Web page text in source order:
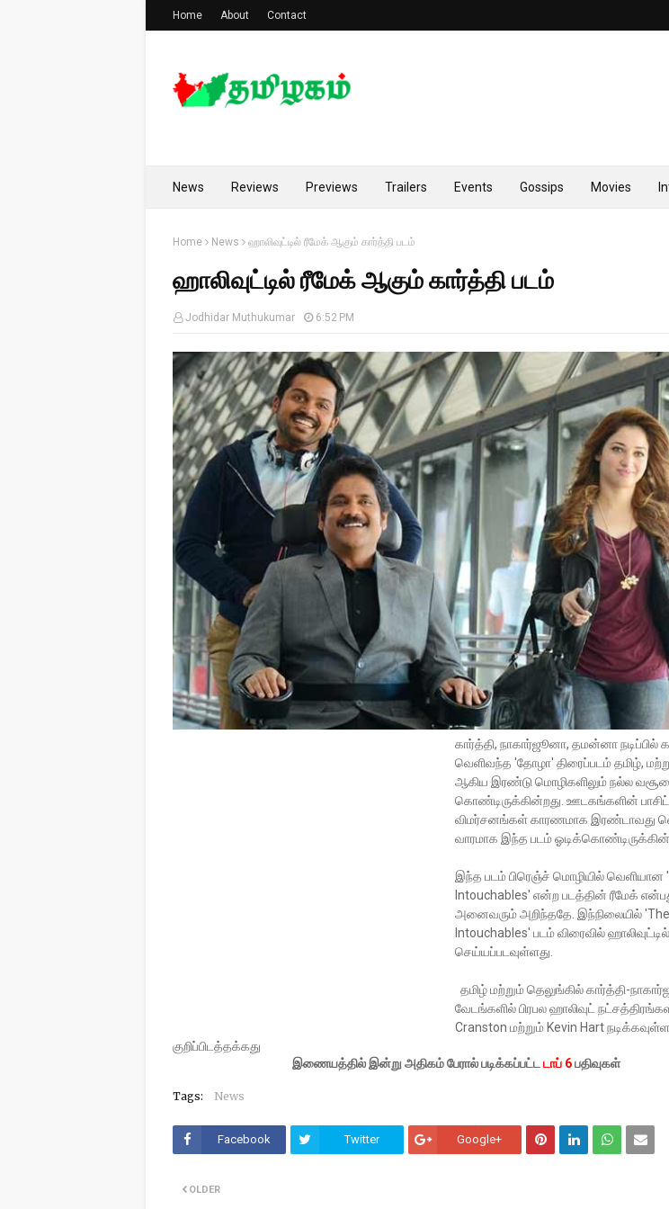
Home About Contact
News Reviews Previews Trailers Events Gossips Movies
Home News ஹாலிவுட்டில் ரீமேக் ஆகும் கார்த்தி படம்
ஹாலிவுட்டில் ரீமேக் ஆகும் கார்த்தி படம்
Jodhidar Muthukumar 6:52 PM
கார்த்தி, நாகார்ஜூனா, தமன்னா நடிப்பில்
வெளிவந்த 'தோழா' திரைப்படம் தமிழ்,
ஆகிய இரண்டு மொழிகளிலும் நல்ல
கொண்டிருக்கின்றது. ஊடகங்களின்
விமர்சனங்கள் காரணமாக இரண்டாவது
வாரமாக இந்த படம்
இந்த படம் பிரெஞ்ச் மொழியில் வெளியான
Intouchables' என்ற படத்தின் ரீமேக்
அனைவரும் அறிந்ததே. இந்நிலையில் 'The
Intouchables' படம் விரைவில்
செய்யப்படவுள்ளது.
தமிழ் மற்றும் தெலுங்கில் கார்த்தி-
வேடங்களில் பிரபல ஹாலிவுட்
Cranston மற்றும் Kevin Hart
குறிப்பிடத்தக்கது
இணையத்தில் இன்று அதிகம் பேரால் படிக்கப்பட்ட டாப் 6பதிவுகள்
Tags: News
Facebook Twitter Google+
OLDER